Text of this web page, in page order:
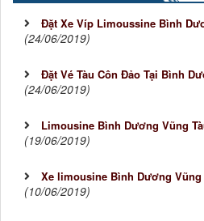
Đặt Xe Víp Limoussine Bình
(24/06/2019)
Đặt Vé Tàu Côn Đảo Tại Bình
(24/06/2019)
Limousine Bình Dương Vũng
(19/06/2019)
Xe limousine Bình Dương Vũng
(10/06/2019)